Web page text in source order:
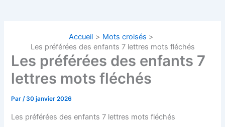
Accueil
Mots croisés
Les préférées des enfants 7 lettres mots fléchés
Les préférées des enfants 7
lettres mots fléchés
Par/30 janvier 2026
Les préférées des enfants 7 lettres mots fléchés